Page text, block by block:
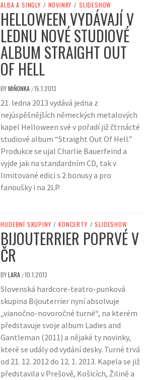
ALBA A SINGLY / NOVINKY / SLIDESHOW
HELLOWEEN VYDÁVAJÍ V
LEDNU NOVÉ STUDIOVÉ
ALBUM STRAIGHT OUT
OF HELL
BYMIŇONKA /15.1.2013
21. ledna 2013 vydává jedna z
nejúspěšnějších německých metalových
kapel Helloween své v pořadí již čtrnácté
studiové album “Straight Out Of Hell.”
Produkce se ujal Charlie Bauerfeind a
vyjde jak na standardním CD, tak v
limitované edici s 2 bonusy a pro
fanoušky i na 2LP.
HUDEBNÍ SKUPINY / KONCERTY / SLIDESHOW
BIJOUTERRIER POPRVÉ V
ČR
BYLARA /10.1.2013
Slovenská hardcore-teatro-punková
skupina Bijouterrier nyní absolvuje
„vianočno-novoročné turné“, na kterém
představuje svoje album Ladies and
Gantleman (2011) a nějaké ty novinky,
které se udály od vydání desky. Turné trvá
od 21. 12. 2012 do 12. 1. 2013. Kapela se již
představila v Prešově, Košicích, Žilině a